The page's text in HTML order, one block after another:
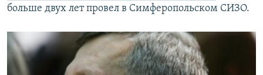
больше двух лет провел в Симферопольском СИЗО.